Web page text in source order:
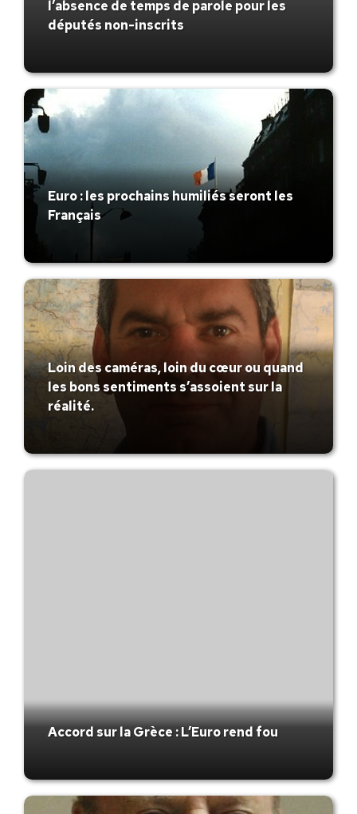
l’absence de temps de parole pour les
députés non-inscrits
Euro : les prochains humiliés seront les
Français
Loin des caméras, loin du cœur ou quand
les bons sentiments s’assoient sur la
réalité.
Accord sur la Grèce : L’Euro rend fou